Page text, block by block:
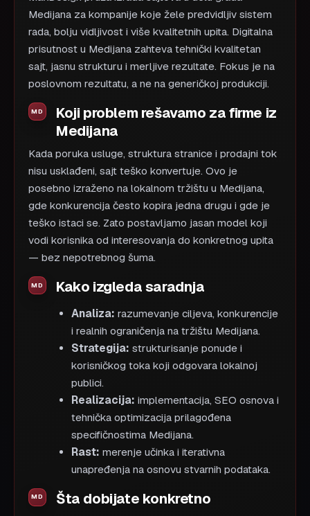
Medijana za kompanije koje žele predvidljiv sistem
rada, bolju vidljivost i više kvalitetnih upita. Digitalna
prisutnost u Medijana zahteva tehnički kvalitetan
sajt, jasnu strukturu i merljive rezultate. Fokus je na
poslovnom rezultatu, a ne na generičkoj produkciji.
Koji problem rešavamo za firme iz
Medijana
Kada poruka usluge, struktura stranice i prodajni tok
nisu usklađeni, sajt teško konvertuje. Ovo je
posebno izraženo na lokalnom tržištu u Medijana,
gde konkurencija često kopira jedna drugu i gde je
teško istaci se. Zato postavljamo jasan model koji
vodi korisnika od interesovanja do konkretnog upita
— bez nepotrebnog šuma.
Kako izgleda saradnja
Analiza: razumevanje ciljeva, konkurencije
i realnih ograničenja na tržištu Medijana.
Strategija: strukturisanje ponude i
korisničkog toka koji odgovara lokalnoj
publici.
Realizacija: implementacija, SEO osnova i
tehnička optimizacija prilagođena
specifičnostima Medijana.
Rast: merenje učinka i iterativna
unapređenja na osnovu stvarnih podataka.
Šta dobijate konkretno